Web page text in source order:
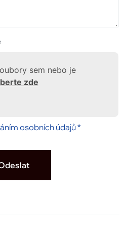
sem nebo je
zde
osobních údajů *